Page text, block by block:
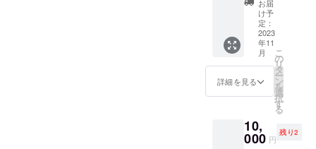
と報告
が届き
ます
お届
け予
定：
2023
年11
月
詳細を見る
こ
の
リ
タ
ー
ン
を
選
択
す
る
10,
000 円
残り2